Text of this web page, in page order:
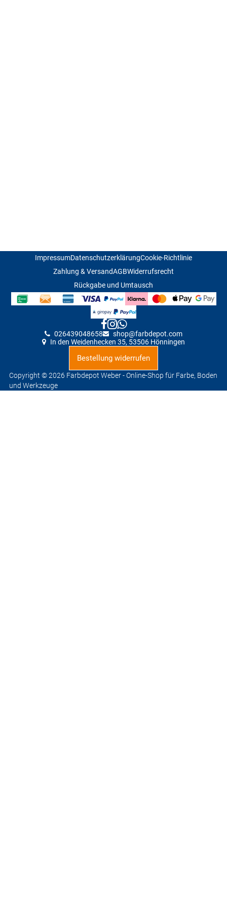
ImpressumDatenschutzerklärungCookie-Richtlinie
Zahlung & VersandAGBWiderrufsrecht
Rückgabe und Umtausch
026439048658 shop@farbdepot.com
In den Weidenhecken 35, 53506 Hönningen
Bestellung widerrufen
Copyright © 2026 Farbdepot Weber - Online-Shop für Farbe, Boden
und Werkzeuge